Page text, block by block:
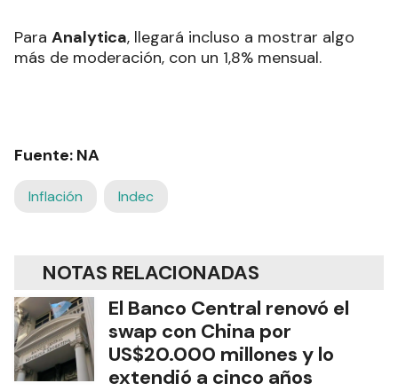
Para Analytica, llegará incluso a mostrar algo
más de moderación, con un 1,8% mensual.
Fuente: NA
Inflación Indec
NOTAS RELACIONADAS
El Banco Central renovó el
swap con China por
US$20.000 millones y lo
extendió a cinco años